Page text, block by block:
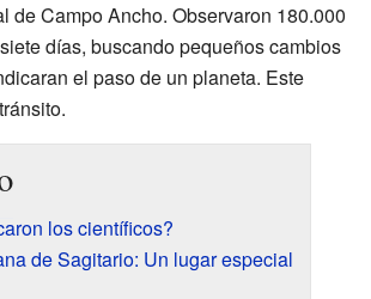
de Campo Ancho. Observaron 180.000
días, buscando pequeños cambios
el paso de un planeta. Este
los científicos?
de Sagitario: Un lugar especial